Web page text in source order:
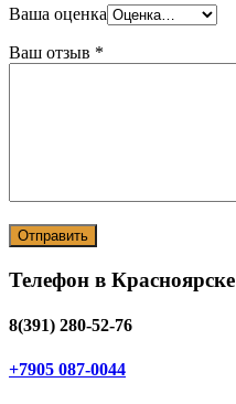
Ваша оценка
Ваш отзыв *
Телефон в Красноярске
8(391) 280-52-76
+7905 087-0044